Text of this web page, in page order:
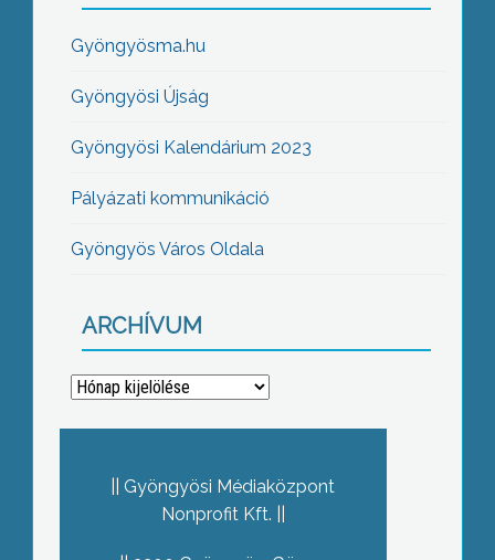
Gyöngyösma.hu
Gyöngyösi Újság
Gyöngyösi Kalendárium 2023
Pályázati kommunikáció
Gyöngyös Város Oldala
ARCHÍVUM
Archívum
Gyöngyösi Médiaközpont
Nonprofit Kft.